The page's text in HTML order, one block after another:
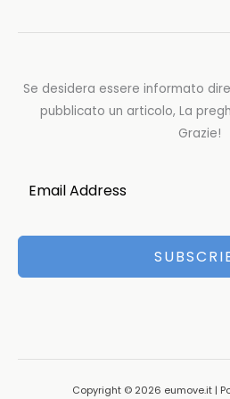
Se desidera essere informato
pubblicato un articolo, La
Grazie!
Copyright © 2026 eumove.it |